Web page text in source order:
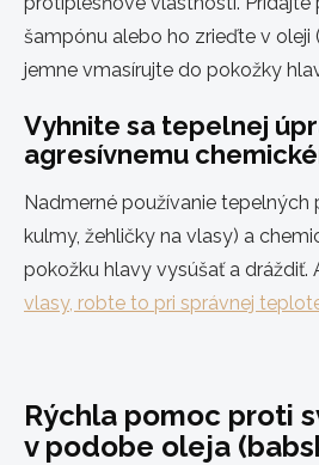
šampónu alebo ho zrieďte v oleji
jemne vmasírujte do pokožky
Vyhnite sa tepelnej
agresívnemu
Nadmerné používanie tepelných
kulmy, žehličky na vlasy) a
pokožku hlavy vysúšať a dráždiť.
vlasy, robte to pri správnej
Rýchla pomoc proti
v podobe oleja